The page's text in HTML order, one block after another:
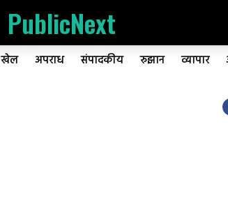
PublicNext
खेल अपराध संपादकीय रुझान व्यापार